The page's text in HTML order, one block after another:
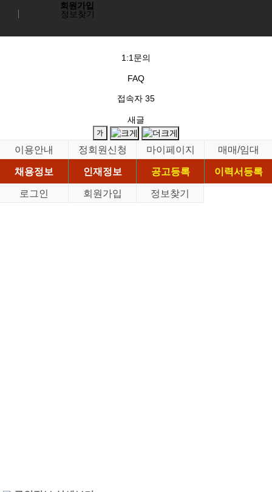
회원가입
정보찾기
1:1문의
FAQ
접속자 35
새글
이용안내 정회원신청 마이페이지
매매/임대
채용정보
인재정보 공고등록
이력서등록
로그인
회원가입 정보찾기